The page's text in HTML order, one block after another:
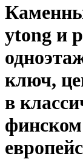
ytong и
ключ,
в